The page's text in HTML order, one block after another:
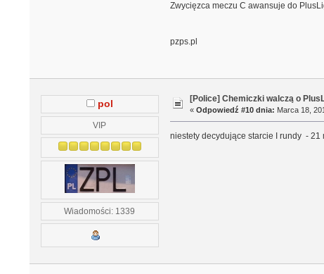
Zwycięzca meczu C awansuje do
pzps.pl
pol
VIP
Wiadomości: 1339
[Police] Chemiczki walczą o
«Odpowiedź #10 dnia: Marca 18,
niestety decydujące starcie I rundy - 21